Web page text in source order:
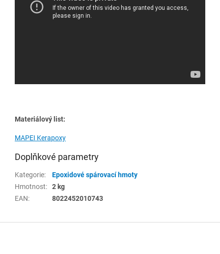
Materiálový list:
MAPEI Kerapoxy
Doplňkové parametry
Kategorie:
Epoxidové spárovací hmoty
Hmotnost:
2 kg
EAN: 8022452010743